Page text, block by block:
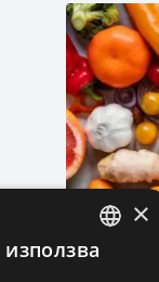
BULGARIAN
×